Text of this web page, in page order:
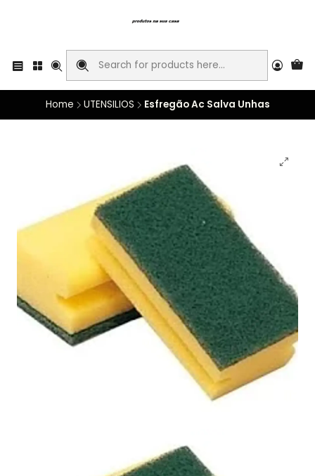
Home UTENSILIOS Esfregão Ac Salva Unhas